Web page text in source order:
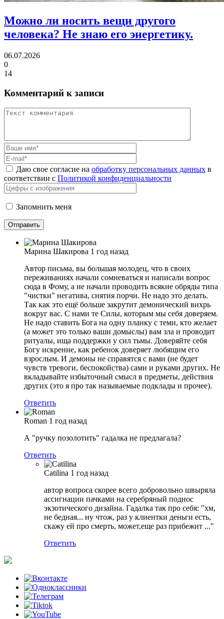
Можно ли носить вещи другого
человека? Не знаю его энергетику.
06.07.2026
0
14
Комментарий к записи
Даю свое согласие на обработку персональных данных в
соответствии с Политикой конфиденциальности
Запомнить меня
Марина Шакирова 1 год назад
Автор письма, вы большая молодец, что в своих
переживаниях начали сомневаться и написали вопрос
сюда в Фому, а не начали проводить всякие обряды типа
"чистки" негатива, снятия порчи. Не надо это делать.
Так как это ещё больше закрутит демонический вихрь
вокруг вас. С нами те Силы, которым мы себя доверяем.
Не надо ставить Бога на одну планку с теми, кто желает
(а может это только ваши домыслы) вам зла и проводит
ритуалы, ища поддержки у сил тьмы. Доверяйте себя
Богу искренне, как ребенок доверяет любящим его
взрослым. И демоны не справятся с вами (не будет
чувств тревоги, беспокойства) сами и руками других. Не
вкладывайте избыточный смысл в предметы, действия
других (это я про так называемые подклады и прочее).
Ответить
Roman 1 год назад
А "ручку позолотить" гадалка не предлагала?
Ответить
Catilina 1 год назад
автор вопроса скорее всего добровольно швыряла
ассигнации пачками на серебряный поднос
экзотического дизайна. Гадалка так про себя: "хм,
не бедная... ну чтож, раз у клиентки деньги есть,
скажу ей про смерть, может,еще раз прибежит ..."
Ответить